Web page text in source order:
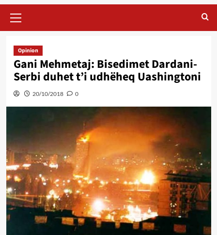
Menu
Opinion
Gani Mehmetaj: Bisedimet Dardani-
Serbi duhet t’i udhëheq Uashingtoni
20/10/2018 0